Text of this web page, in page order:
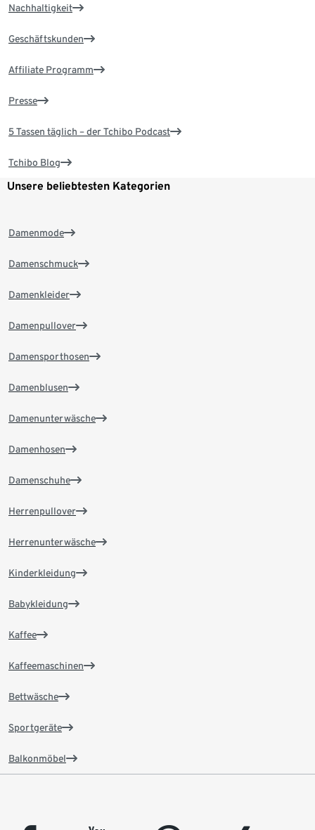
Nachhaltigkeit
Geschäftskunden
Affiliate Programm
Presse
5 Tassen täglich – der Tchibo Podcast
Tchibo Blog
Unsere beliebtesten Kategorien
Damenmode
Damenschmuck
Damenkleider
Damenpullover
Damensporthosen
Damenblusen
Damenunterwäsche
Damenhosen
Damenschuhe
Herrenpullover
Herrenunterwäsche
Kinderkleidung
Babykleidung
Kaffee
Kaffeemaschinen
Bettwäsche
Sportgeräte
Balkonmöbel